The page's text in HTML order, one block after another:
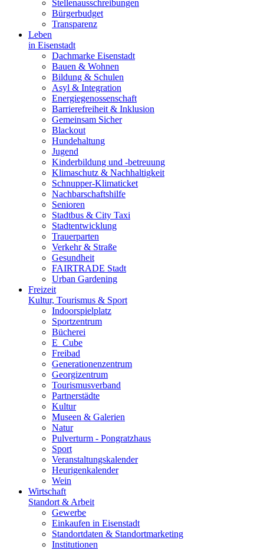
Stellenausschreibungen
Bürgerbudget
Transparenz
Leben
in Eisenstadt
Dachmarke Eisenstadt
Bauen & Wohnen
Bildung & Schulen
Asyl & Integration
Energiegenossenschaft
Barrierefreiheit & Inklusion
Gemeinsam Sicher
Blackout
Hundehaltung
Jugend
Kinderbildung und -betreuung
Klimaschutz & Nachhaltigkeit
Schnupper-Klimaticket
Nachbarschaftshilfe
Senioren
Stadtbus & City Taxi
Stadtentwicklung
Trauerparten
Verkehr & Straße
Gesundheit
FAIRTRADE Stadt
Urban Gardening
Freizeit
Kultur, Tourismus & Sport
Indoorspielplatz
Sportzentrum
Bücherei
E_Cube
Freibad
Generationenzentrum
Georgizentrum
Tourismusverband
Partnerstädte
Kultur
Museen & Galerien
Natur
Pulverturm - Pongratzhaus
Sport
Veranstaltungskalender
Heurigenkalender
Wein
Wirtschaft
Standort & Arbeit
Gewerbe
Einkaufen in Eisenstadt
Standortdaten & Standortmarketing
Institutionen